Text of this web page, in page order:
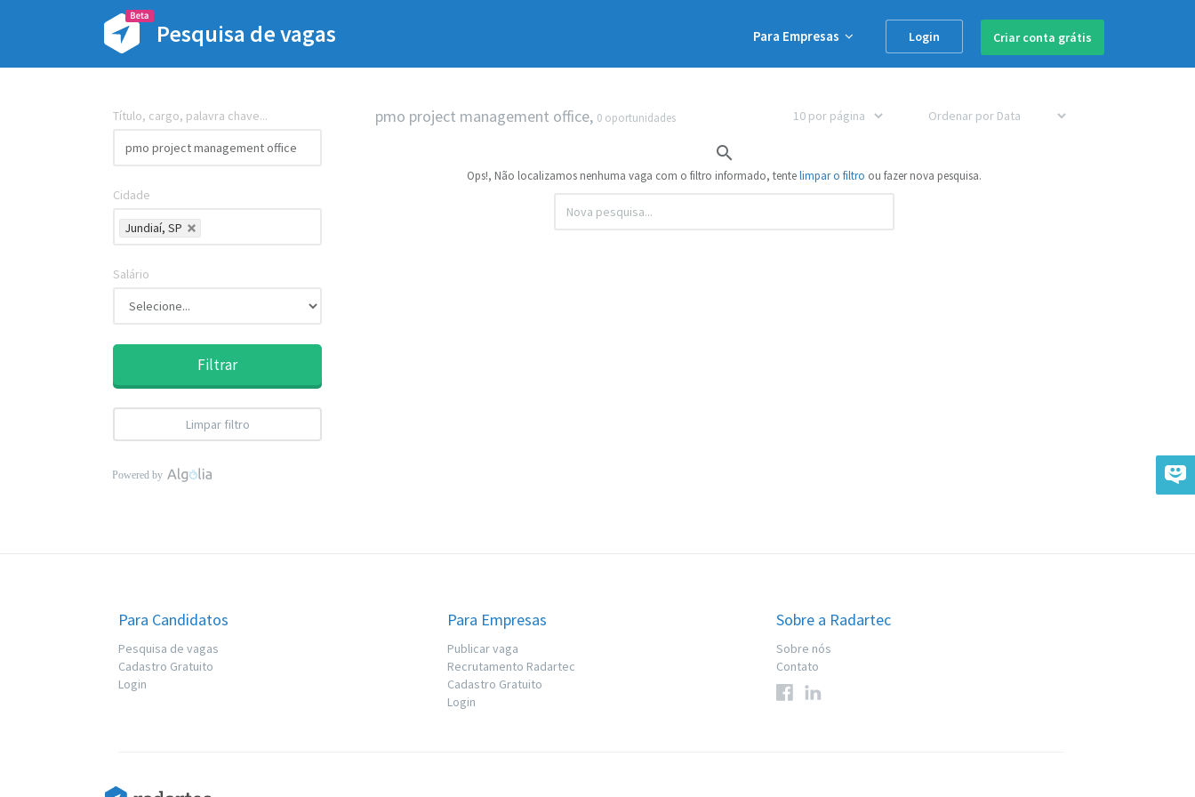
Pesquisa de vagas Para Empresas Login Criar conta grátis
Título, cargo, palavra chave...
Cidade
Jundiaí, SP
Salário
Filtrar
Limpar filtro
pmo project management office, 0 oportunidades

Ops!, Não localizamos nenhuma vaga com o filtro informado, tentelimpar o filtro ou fazer nova pesquisa.
Para Candidatos
Pesquisa de vagas
Cadastro Gratuito
Login
Para Empresas
Publicar vaga
Recrutamento Radartec
Cadastro Gratuito
Login
Sobre a Radartec
Sobre nós
Contato